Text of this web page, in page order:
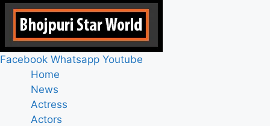
Facebook Whatsapp Youtube
Home
News
Actress
Actors